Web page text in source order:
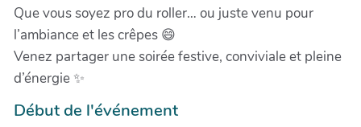
Que vous soyez pro du roller… ou juste venu pour
l’ambiance et les crêpes 😄
Venez partager une soirée festive, conviviale et pleine
d’énergie ✨
Début de l'événement